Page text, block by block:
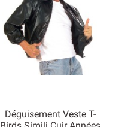
Déguisement Veste T-